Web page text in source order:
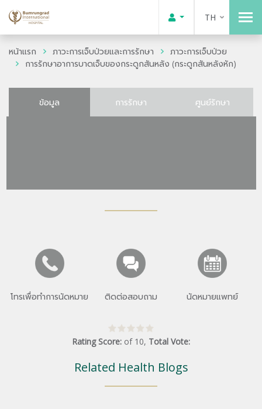
TH
หน้าแรก ภาวะการเจ็บป่วยและการรักษา
ภาวะการเจ็บป่วย
การรักษาอาการบาดเจ็บของกระดูกสันหลัง (กระดูกสันหลังหัก)
ข้อมูล การรักษา ศูนย์รักษา
โทรเพื่อทำการนัดหมาย ติดต่อสอบถาม นัดหมายแพทย์
Rating Score: of 10, Total Vote:
Related Health Blogs